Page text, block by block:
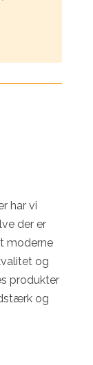
har vi
der er
moderne
og
produkter
og